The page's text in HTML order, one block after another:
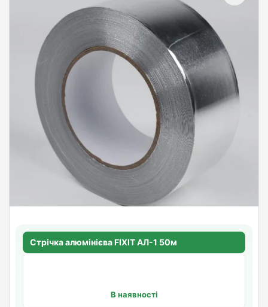
Стрічка алюмінієва FIXIT АЛ-1 50м
В наявності